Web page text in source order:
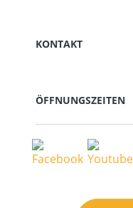
KONTAKT
ÖFFNUNGSZEITEN